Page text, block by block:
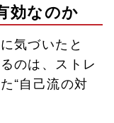
効なのか
気づいたと
のは、ストレ
“自己流の対